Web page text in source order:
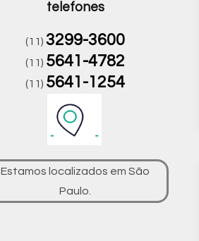
telefones
(11)3299-3600
(11) 5641-4782
(11) 5641-1254
Estamos localizados em São
Paulo.